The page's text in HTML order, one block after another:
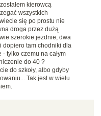
kierowcą
wszystkich
się po prostu nie
droga przez dużą
szerokie jezdnie, dwa
dopiero tam chodniki dla
tylko czemu na całym
do 40 ?
do szkoły, albo gdyby
Tak jest w wielu